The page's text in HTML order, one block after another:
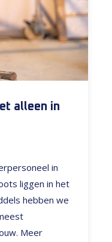
alleen in
in
liggen in het
hebben we
Meer